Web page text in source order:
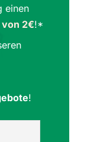
einen
von 2€!*
!